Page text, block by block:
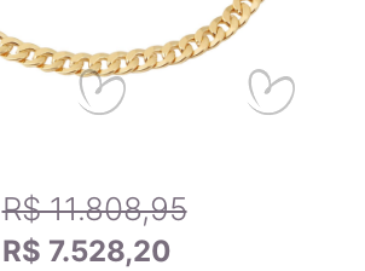
R$ 11.808,95
R$ 7.528,20